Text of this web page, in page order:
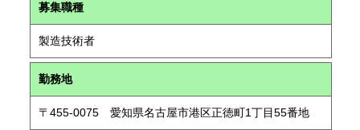
募集職種
製造技術者
勤務地
〒455-0075 愛知県名古屋市港区正徳町1丁目55番地